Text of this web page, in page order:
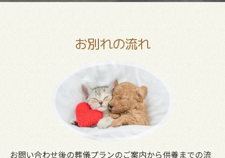
お別れの流れ
お問い合わせ後の葬儀プランのご案内から供養までの流